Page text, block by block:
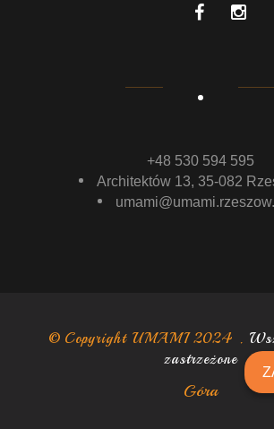
+48 530 594 595
Architektów 13, 35-082
© Copyright UMAMI 2024 .
zastrzeżone
Góra